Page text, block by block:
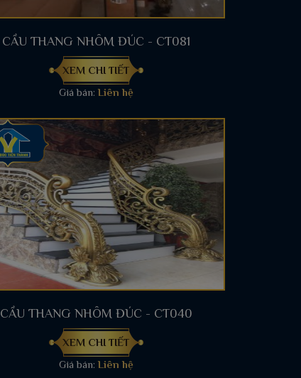
CẦU THANG NHÔM ĐÚC - CT081
XEM CHI TIẾT
Giá bán: Liên hệ
CẦU THANG NHÔM ĐÚC - CT040
XEM CHI TIẾT
Giá bán: Liên hệ